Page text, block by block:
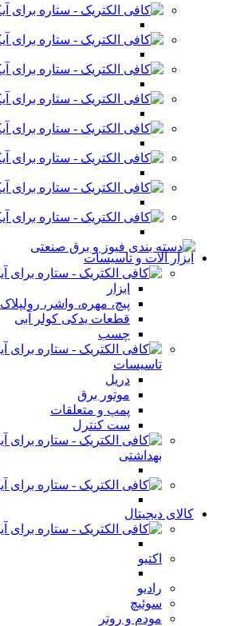
ابزار آلات و تاسیسات
ابزار
پیچ، مهره، واشر، رولپلاک
قطعات یدکی کولر آبی
چسب
تاسیسات
دریل
موتور برق
پمپ و متعلقات
ست کنترل
بهداشتی
کالای دیجیتال
اکتیو
رادیو
سوئیچ
مودم و روتر